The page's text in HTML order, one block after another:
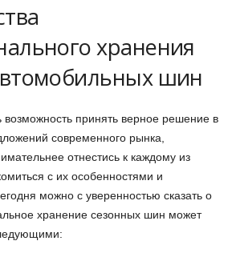
хранения
шин
возможность принять верное решение в
современного рынка,
отнестись к каждому из
с их особенностями и
можно с уверенностью сказать о
хранение сезонных шин может